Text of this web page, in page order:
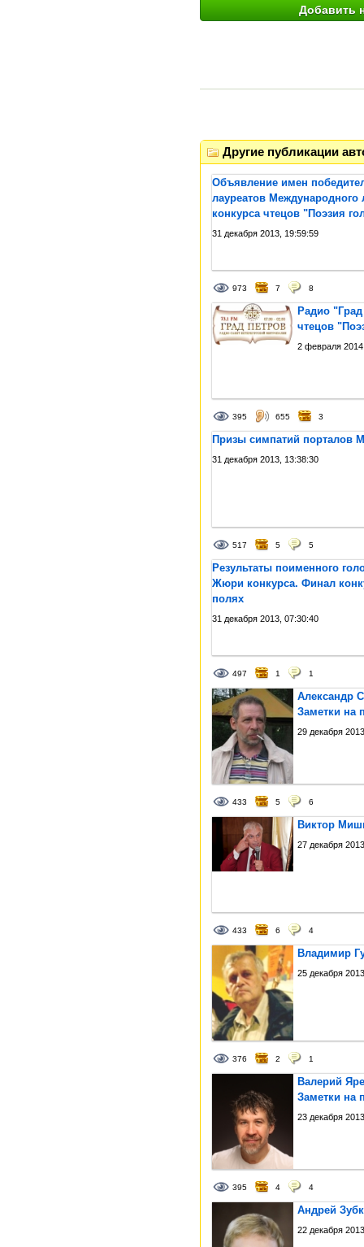
Другие публикации
Объявление имен
лауреатов Международного
конкурса чтецов "Поэзия
31 декабря 2013, 19:59:59
973 7 8
Радио
чтецов
2 февраля
395 655 3
Призы симпатий порталов
31 декабря 2013, 13:38:30
517 5 5
Результаты поименного
Жюри конкурса. Финал
полях
31 декабря 2013, 07:30:40
497 1 1
Александр
Заметки на
29 декабря
433 5 6
Виктор
27 декабря
433 6 4
Владимир
25 декабря
376 2 1
Валерий
Заметки на
23 декабря
395 4 4
Андрей
22 декабря